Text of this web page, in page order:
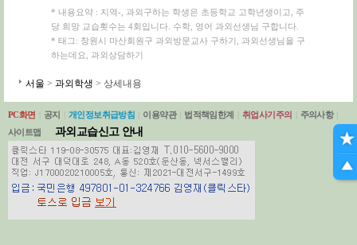
* 내용요약 : 지역-, 과외구하는 학생은 초등학교 고학년생이고, 주
당 희망 교습횟수는 4회입니다. 수학, 영어 과외선생님 구합니다.
* 태그: 창원시 마산회원구 과외방문교사 구하기, 과외선생님을 구
하는데요, 과외상담하기
서울 > 과외학생 > 상세내용
PC화면 공지 개인정보취급방침 이용약관 법적책임한계 취업사기주의 주의사항
사이트맵
과외교습신고 안내